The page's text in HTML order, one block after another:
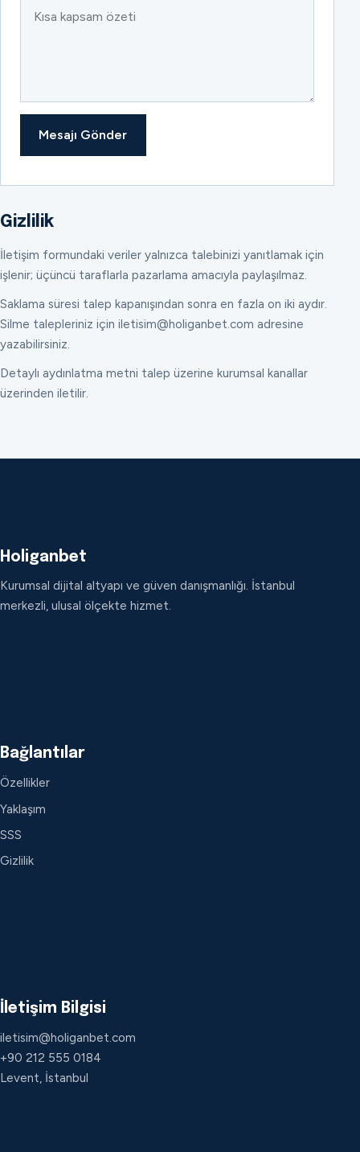
Mesajı Gönder
Gizlilik
İletişim formundaki veriler yalnızca talebinizi yanıtlamak için
işlenir; üçüncü taraflarla pazarlama amacıyla paylaşılmaz.
Saklama süresi talep kapanışından sonra en fazla on iki aydır.
Silme talepleriniz için iletisim@holiganbet.com adresine
yazabilirsiniz.
Detaylı aydınlatma metni talep üzerine kurumsal kanallar
üzerinden iletilir.
Holiganbet
Kurumsal dijital altyapı ve güven danışmanlığı. İstanbul
merkezli, ulusal ölçekte hizmet.
Bağlantılar
Özellikler
Yaklaşım
SSS
Gizlilik
İletişim Bilgisi
iletisim@holiganbet.com
+90 212 555 0184
Levent, İstanbul